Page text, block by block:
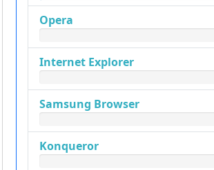
Opera
Internet Explorer
Samsung Browser
Konqueror